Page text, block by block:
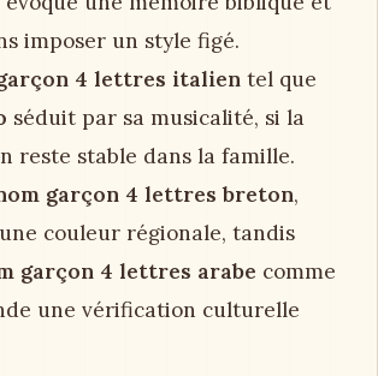
imposer un style figé.
4 lettres italien tel que
séduit par sa musicalité, si la
reste stable dans la famille.
garçon 4 lettres breton,
couleur régionale, tandis
garçon 4 lettres arabe comme
une vérification culturelle